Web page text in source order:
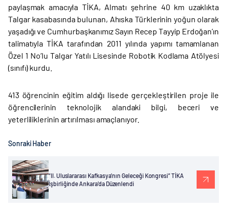
paylaşmak amacıyla TİKA, Almatı şehrine 40 km uzaklıkta
Talgar kasabasında bulunan, Ahıska Türklerinin yoğun olarak
yaşadığı ve Cumhurbaşkanımız Sayın Recep Tayyip Erdoğan’ın
talimatıyla TİKA tarafından 2011 yılında yapımı tamamlanan
Özel 1 No’lu Talgar Yatılı Lisesinde Robotik Kodlama Atölyesi
(sınıfı) kurdu.
413 öğrencinin eğitim aldığı lisede gerçekleştirilen proje ile
öğrencilerinin teknolojik alandaki bilgi, beceri ve
yeterliliklerinin artırılması amaçlanıyor.
Sonraki Haber
“II. Uluslararası Kafkasya’nın Geleceği Kongresi” TİKA
İşbirliğinde Ankara’da Düzenlendi